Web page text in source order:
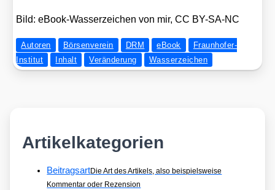
Bild: eBook-Was­ser­zei­chen von mir, CC BY-SA-NC
Autoren Börsenverein DRM eBook
Fraunhofer-
Institut
Inhalt Veränderung Wasserzeichen
Artikelkategorien
BeitragsartDie Art des Artikels, also beispielsweise
Kommentar oder Rezension